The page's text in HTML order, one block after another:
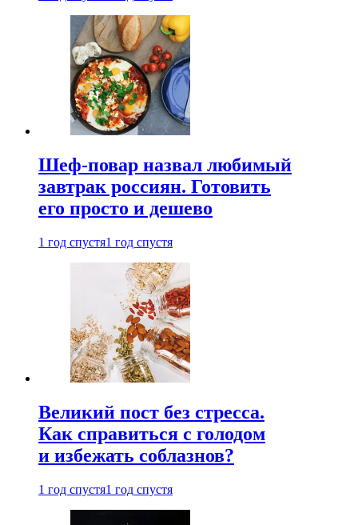
Шеф-повар назвал любимый
завтрак россиян. Готовить
его просто и дешево
1 год спустя1 год спустя
Великий пост без стресса.
Как справиться с голодом
и избежать соблазнов?
1 год спустя1 год спустя